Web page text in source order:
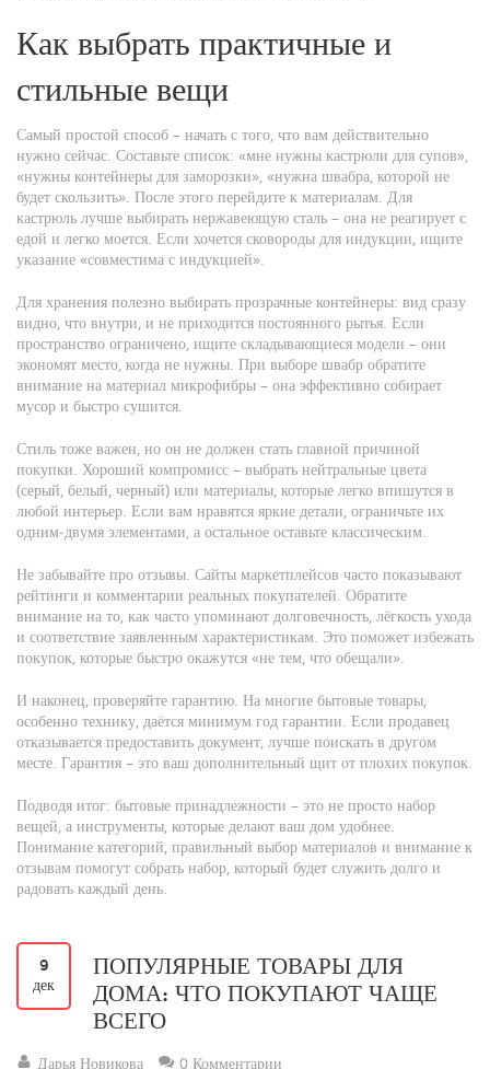
Как выбрать практичные и
стильные вещи
Самый простой способ – начать с того, что вам действительно
нужно сейчас. Составьте список: «мне нужны кастрюли для супов»,
«нужны контейнеры для заморозки», «нужна швабра, которой не
будет скользить». После этого перейдите к материалам. Для
кастрюль лучше выбирать нержавеющую сталь – она не реагирует с
едой и легко моется. Если хочется сковороды для индукции, ищите
указание «совместима с индукцией».
Для хранения полезно выбирать прозрачные контейнеры: вид сразу
видно, что внутри, и не приходится постоянного рытья. Если
пространство ограничено, ищите складывающиеся модели – они
экономят место, когда не нужны. При выборе швабр обратите
внимание на материал микрофибры – она эффективно собирает
мусор и быстро сушится.
Стиль тоже важен, но он не должен стать главной причиной
покупки. Хороший компромисс – выбрать нейтральные цвета
(серый, белый, черный) или материалы, которые легко впишутся в
любой интерьер. Если вам нравятся яркие детали, ограничьте их
одним‑двумя элементами, а остальное оставьте классическим.
Не забывайте про отзывы. Сайты маркетплейсов часто показывают
рейтинги и комментарии реальных покупателей. Обратите
внимание на то, как часто упоминают долговечность, лёгкость ухода
и соответствие заявленным характеристикам. Это поможет избежать
покупок, которые быстро окажутся «не тем, что обещали».
И наконец, проверяйте гарантию. На многие бытовые товары,
особенно технику, даётся минимум год гарантии. Если продавец
отказывается предоставить документ, лучше поискать в другом
месте. Гарантия – это ваш дополнительный щит от плохих покупок.
Подводя итог: бытовые принадлежности – это не просто набор
вещей, а инструменты, которые делают ваш дом удобнее.
Понимание категорий, правильный выбор материалов и внимание к
отзывам помогут собрать набор, который будет служить долго и
радовать каждый день.
9
дек
ПОПУЛЯРНЫЕ ТОВАРЫ ДЛЯ
ДОМА: ЧТО ПОКУПАЮТ ЧАЩЕ
ВСЕГО
Дарья Новикова 0 Комментарии